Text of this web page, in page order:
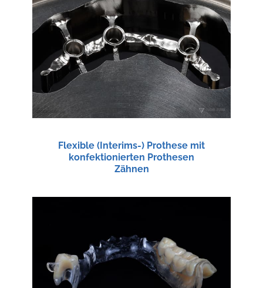
Flexible (Interims-) Prothese mit
konfektionierten Prothesen
Zähnen